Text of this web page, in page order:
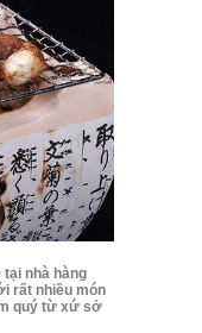
nhà hàng
rất nhiều món
quý từ xứ sở